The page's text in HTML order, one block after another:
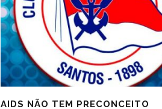
AIDS NÃO TEM PRECONCEITO